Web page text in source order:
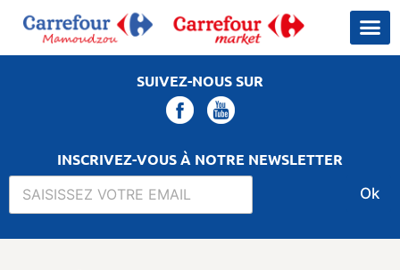
SUIVEZ-NOUS SUR
INSCRIVEZ-VOUS À NOTRE NEWSLETTER
Ok